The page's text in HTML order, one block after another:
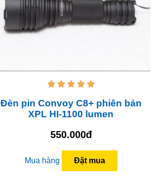
    
Đèn pin Convoy C8+ phiên bản
XPL HI-1100 lumen
550.000đ
Mua hàng Đặt mua